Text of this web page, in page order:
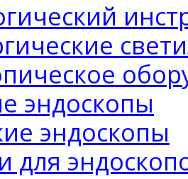
эндоскопы
эндоскопы
для